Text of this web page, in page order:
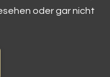
oder gar nicht